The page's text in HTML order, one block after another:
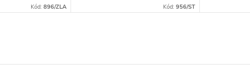
Kód: 896/ZLA Kód: 956/ST